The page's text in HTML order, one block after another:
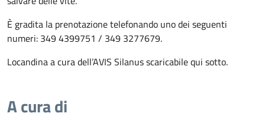
È gradita la prenotazione telefonando uno dei seguenti
numeri: 349 4399751 / 349 3277679.
Locandina a cura dell’AVIS Silanus scaricabile qui sotto.
A cura di